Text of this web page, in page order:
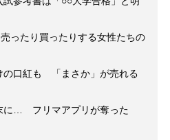
ったり買ったりする女性たちの
の口紅も 「まさか」が売れる
に… フリマアプリが奪った